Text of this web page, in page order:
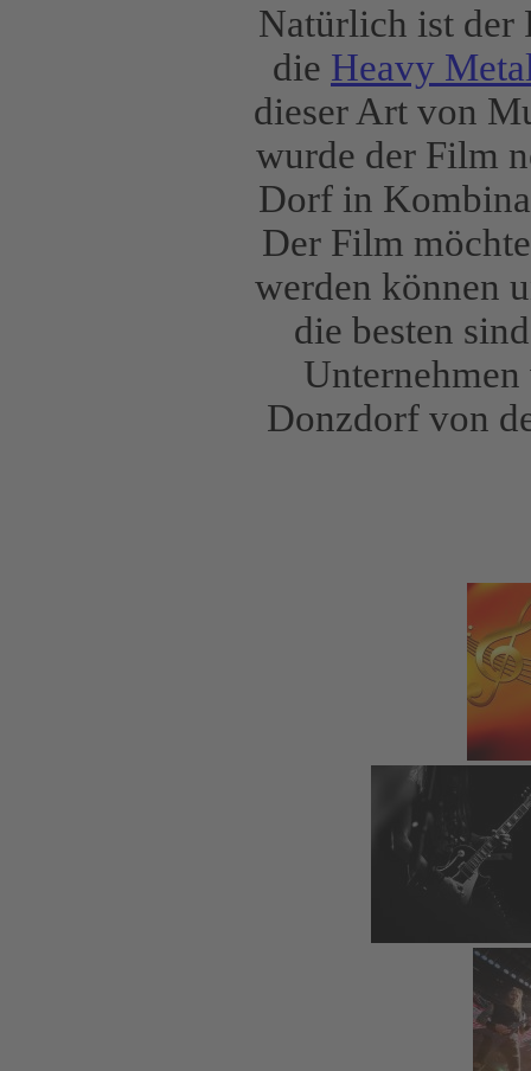
Natürlich ist der
die Heavy
dieser Art von
wurde der Film
Dorf in
Der Film
werden können
die besten
Donzdorf von